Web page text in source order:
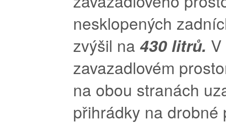
nesklopených
zvýšil na 430 litrů. V
zavazadlovém
na obou stranách
přihrádky na drobné